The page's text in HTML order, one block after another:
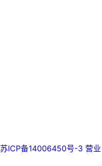
苏ICP备14006450号-3 营业